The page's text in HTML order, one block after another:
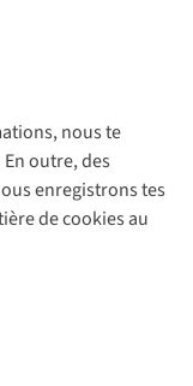
nous te
outre, des
enregistrons tes
de cookies au